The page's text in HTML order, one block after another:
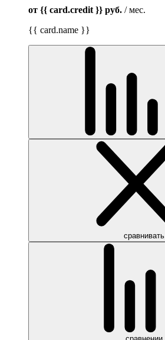
от {{ card.credit }} руб. / мес.
{{ card.name }}
сравнивать